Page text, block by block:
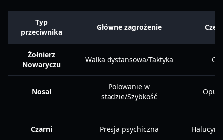
Typ
przeciwnika
Główne zagrożenie
Żołnierz
Nowaryczu
Walka dystansowa/Taktyka
Nosal
Polowanie w
stadzie/Szybkość
Czarni Presja psychiczna